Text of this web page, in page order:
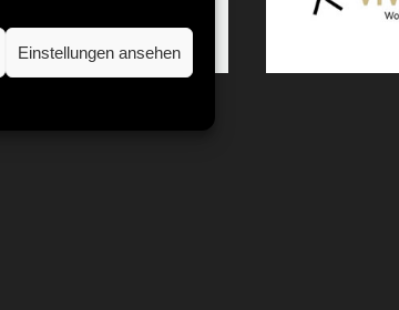
Einstellungen ansehen